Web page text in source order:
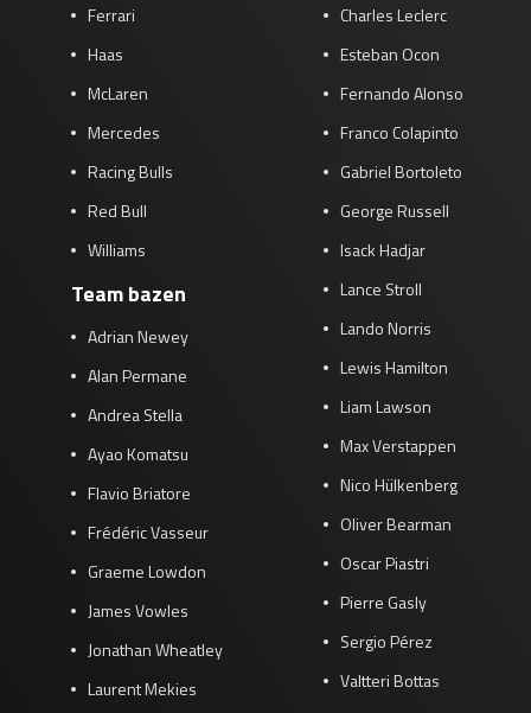
Ferrari
Haas
McLaren
Mercedes
Racing Bulls
Red Bull
Williams
Team bazen
Adrian Newey
Alan Permane
Andrea Stella
Ayao Komatsu
Flavio Briatore
Frédéric Vasseur
Graeme Lowdon
James Vowles
Jonathan Wheatley
Laurent Mekies
Charles Leclerc
Esteban Ocon
Fernando Alonso
Franco Colapinto
Gabriel Bortoleto
George Russell
Isack Hadjar
Lance Stroll
Lando Norris
Lewis Hamilton
Liam Lawson
Max Verstappen
Nico Hülkenberg
Oliver Bearman
Oscar Piastri
Pierre Gasly
Sergio Pérez
Valtteri Bottas